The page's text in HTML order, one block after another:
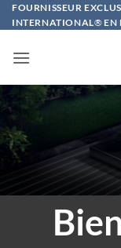
Passer
au
FOURNISSEUR
INTERNATIONAL® EN